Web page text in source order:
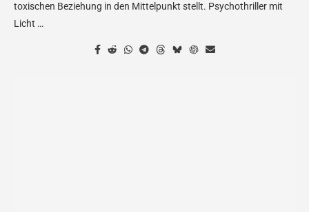
toxischen Beziehung in den Mittelpunkt stellt. Psychothriller mit
Licht …